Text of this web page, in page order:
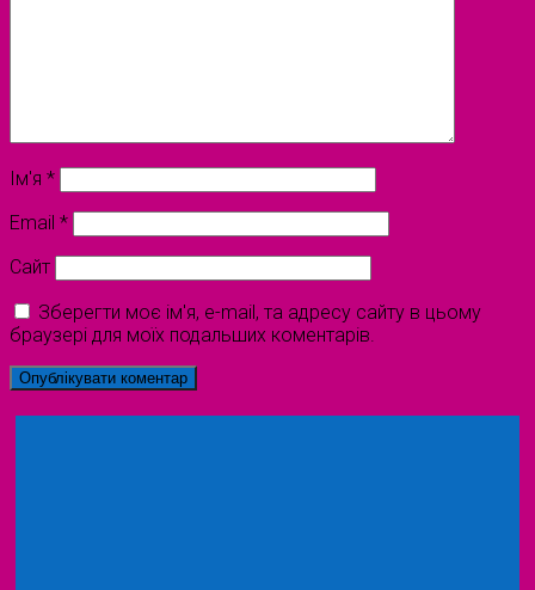
Ім'я *
Email *
Сайт
Зберегти моє ім'я, e-mail, та адресу сайту в цьому
браузері для моїх подальших коментарів.